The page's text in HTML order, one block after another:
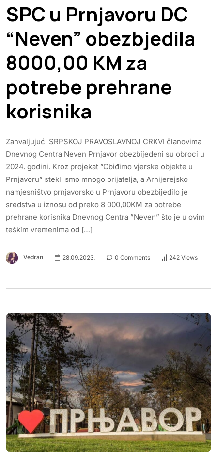
SPC u Prnjavoru DC
“Neven” obezbjedila
8000,00 KM za
potrebe prehrane
korisnika
Zahvaljujući SRPSKOJ PRAVOSLAVNOJ CRKVI članovima
Dnevnog Centra Neven Prnjavor obezbijeđeni su obroci u
2024. godini. Kroz projekat ”Obiđimo vjerske objekte u
Prnjavoru” stekli smo mnogo prijatelja, a Arhijerejsko
namjesništvo prnjavorsko u Prnjavoru obezbijedilo je
sredstva u iznosu od preko 8 000,00KM za potrebe
prehrane korisnika Dnevnog Centra ”Neven” što je u ovim
teškim vremenima od […]
Vedran 28.09.2023. 0 Comments 242 Views